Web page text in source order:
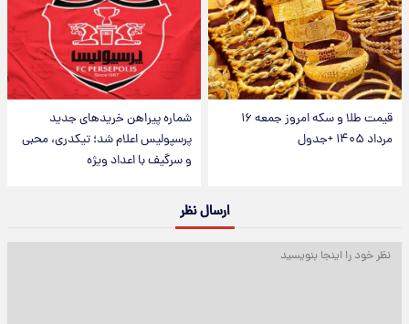
قیمت طلا و سکه امروز جمعه ۱۶
مرداد ۱۴۰۵ +جدول
شماره پیراهن خریدهای جدید
پرسپولیس اعلام شد؛ تیکدری، محبی
و سرگیف با اعداد ویژه
ارسال نظر